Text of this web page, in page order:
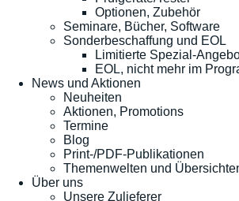
Optionen, Zubehör
Seminare, Bücher, Software
Sonderbeschaffung und EOL
Limitierte Spezial-
EOL, nicht mehr im
News und Aktionen
Neuheiten
Aktionen, Promotions
Termine
Blog
Print-/PDF-Publikationen
Themenwelten und
Über uns
Unsere Zulieferer